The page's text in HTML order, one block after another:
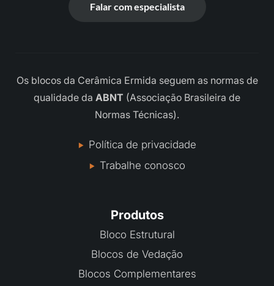
Falar com especialista
Os blocos da Cerâmica Ermida seguem as normas de
qualidade da ABNT (Associação Brasileira de
Normas Técnicas).
Política de privacidade
Trabalhe conosco
Produtos
Bloco Estrutural
Blocos de Vedação
Blocos Complementares